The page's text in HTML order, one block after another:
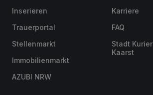
Inserieren
Trauerportal
Stellenmarkt
Immobilienmarkt
AZUBI NRW
Karriere
FAQ
Stadt
Kaarst